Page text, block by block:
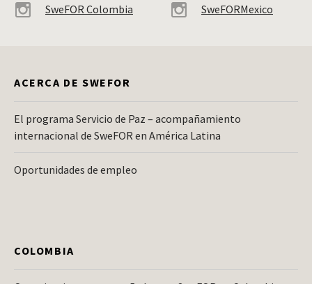
SweFOR Colombia SweFORMexico
ACERCA DE SWEFOR
El programa Servicio de Paz – acompañamiento
internacional de SweFOR en América Latina
Oportunidades de empleo
COLOMBIA